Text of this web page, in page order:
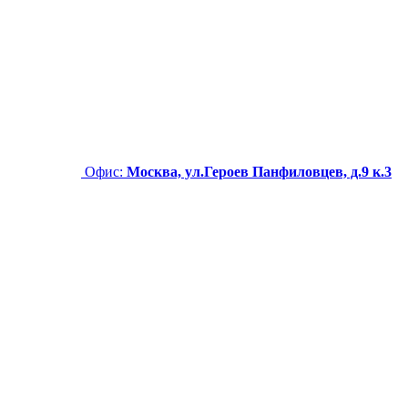
Офис: Москва, ул.Героев Панфиловцев, д.9 к.3